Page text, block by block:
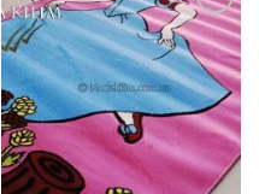
Додати
до
обраного